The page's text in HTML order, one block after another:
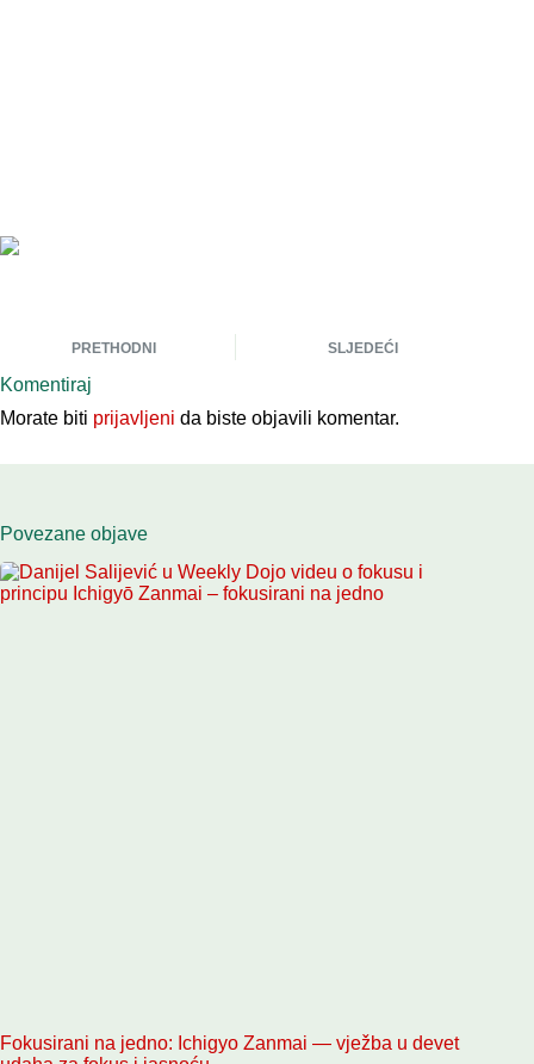
PRETHODNI SLJEDEĆI
Komentiraj
Morate biti prijavljeni da biste objavili komentar.
Povezane objave
Fokusirani na jedno: Ichigyo Zanmai — vježba u devet